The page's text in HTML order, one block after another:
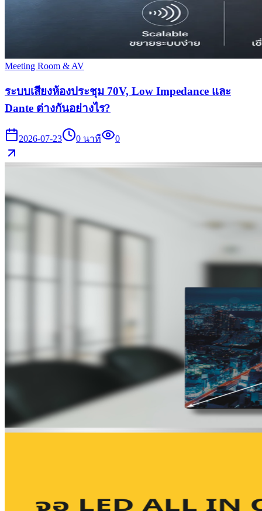
Meeting Room & AV
ระบบเสียงห้องประชุม 70V, Low Impedance และ
Dante ต่างกันอย่างไร?
2026-07-23 0 นาที 0